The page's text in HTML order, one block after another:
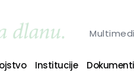
Institucije Dokumenti